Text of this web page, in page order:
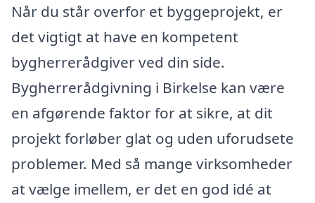
Når du står overfor et byggeprojekt, er
det vigtigt at have en kompetent
bygherrerådgiver ved din side.
Bygherrerådgivning i Birkelse kan være
en afgørende faktor for at sikre, at dit
projekt forløber glat og uden uforudsete
problemer. Med så mange virksomheder
at vælge imellem, er det en god idé at